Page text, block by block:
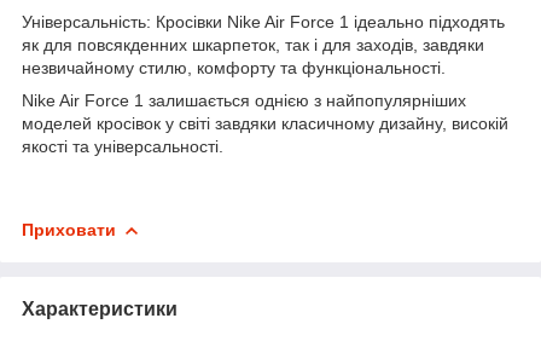
Універсальність: Кросівки Nike Air Force 1 ідеально підходять
як для повсякденних шкарпеток, так і для заходів, завдяки
незвичайному стилю, комфорту та функціональності.
Nike Air Force 1 залишається однією з найпопулярніших
моделей кросівок у світі завдяки класичному дизайну, високій
якості та універсальності.
Приховати
Характеристики